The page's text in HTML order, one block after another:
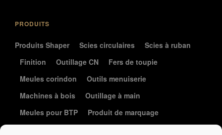
PRODUITS
Produits Shaper Scies circulaires
Scies à ruban
Finition
Outillage CN
Fers de toupie
Meules corindon
Outils menuiserie
Machines à bois
Outillage à main
Meules pour BTP
Produit de marquage